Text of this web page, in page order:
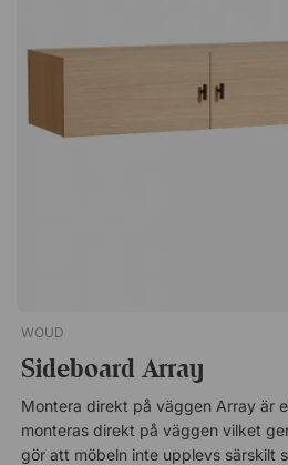
WOUD
Sideboard Array
Montera direkt på väggen Array är
monteras direkt på väggen vilket
gör att möbeln inte upplevs särskilt